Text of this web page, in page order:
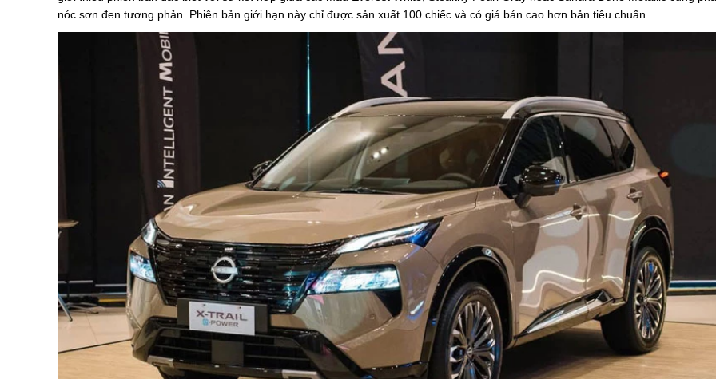
nóc sơn đen tương phản. Phiên bản giới hạn này chỉ được sản xuất 100 chiếc và có giá bán cao hơn bản tiêu chuẩn.